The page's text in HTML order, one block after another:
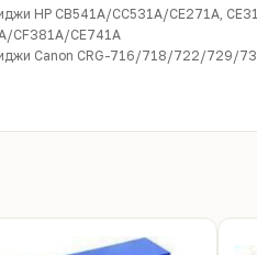
HP CB541A/CC531A/CE271A,
CF381A/CE741A
Canon CRG-716/718/722/729/